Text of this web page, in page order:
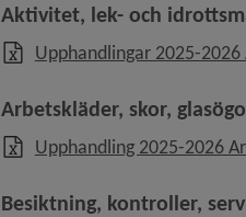
Aktivitet, lek- och
Upphandlingar 2025-
Arbetskläder, skor,
Upphandling 2025-2026
Besiktning, kontroller,